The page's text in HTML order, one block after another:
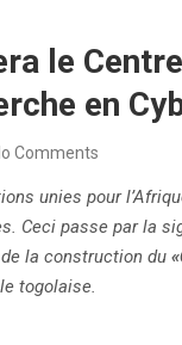
le
en
Comments
unies pour
Ceci passe par la
la construction du
togolaise.